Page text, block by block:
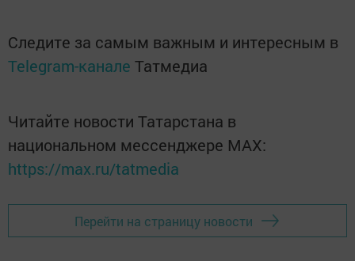
Следите за самым важным и интересным в
Telegram-канале Татмедиа
Читайте новости Татарстана в
национальном мессенджере MАХ:
https://max.ru/tatmedia
Перейти на страницу новости